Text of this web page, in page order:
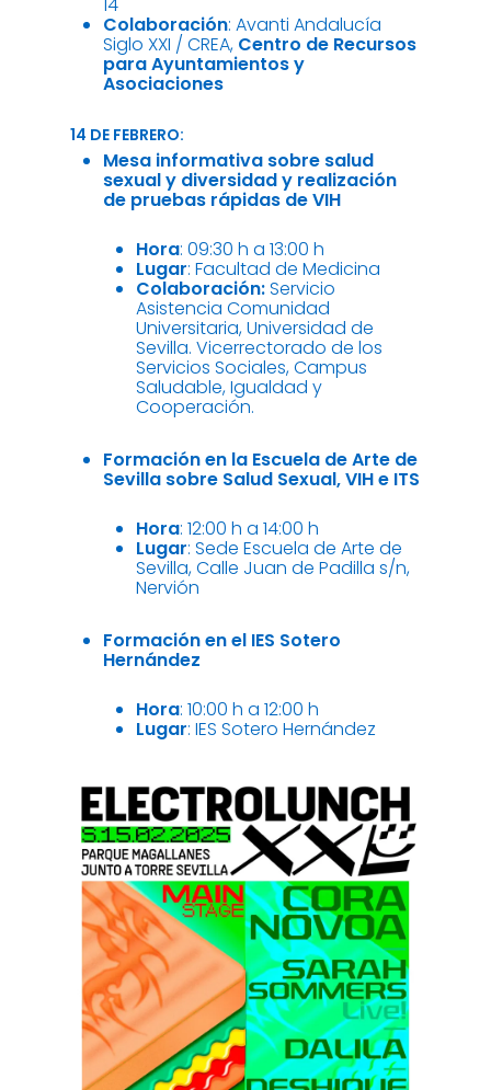
Colaboración: Avanti Andalucía
Siglo XXI / CREA, Centro de Recursos
para Ayuntamientos y
Asociaciones
14 DE FEBRERO:
Mesa informativa sobre salud
sexual y diversidad y realización
de pruebas rápidas de VIH
Hora: 09:30 h a 13:00 h
Lugar: Facultad de Medicina
Colaboración:Servicio
Asistencia Comunidad
Universitaria, Universidad de
Sevilla. Vicerrectorado de los
Servicios Sociales, Campus
Saludable, Igualdad y
Cooperación.
Formación en la Escuela de Arte de
Sevilla sobre Salud Sexual, VIH e ITS
Hora: 12:00 h a 14:00 h
Lugar: Sede Escuela de Arte de
Sevilla, Calle Juan de Padilla s/n,
Nervión
Formación en el IES Sotero
Hernández
Hora: 10:00 h a 12:00 h
Lugar: IES Sotero Hernández